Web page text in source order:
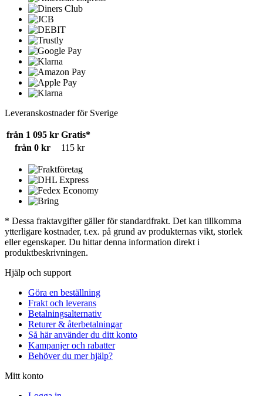
Leveranskostnader för Sverige
från 1 095 kr Gratis*
från 0 kr
115 kr
* Dessa fraktavgifter gäller för standardfrakt. Det kan tillkomma
ytterligare kostnader, t.ex. på grund av produkternas vikt, storlek
eller egenskaper. Du hittar denna information direkt i
produktbeskrivningen.
Hjälp och support
Göra en beställning
Frakt och leverans
Betalningsalternativ
Returer & återbetalningar
Så här använder du ditt konto
Kampanjer och rabatter
Behöver du mer hjälp?
Mitt konto